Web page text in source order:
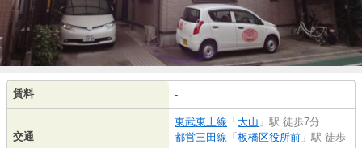
賃料 -
交通
東武東上線 「 大山 」駅 徒歩7分
都営三田線 「 板橋区役所前 」駅 徒歩